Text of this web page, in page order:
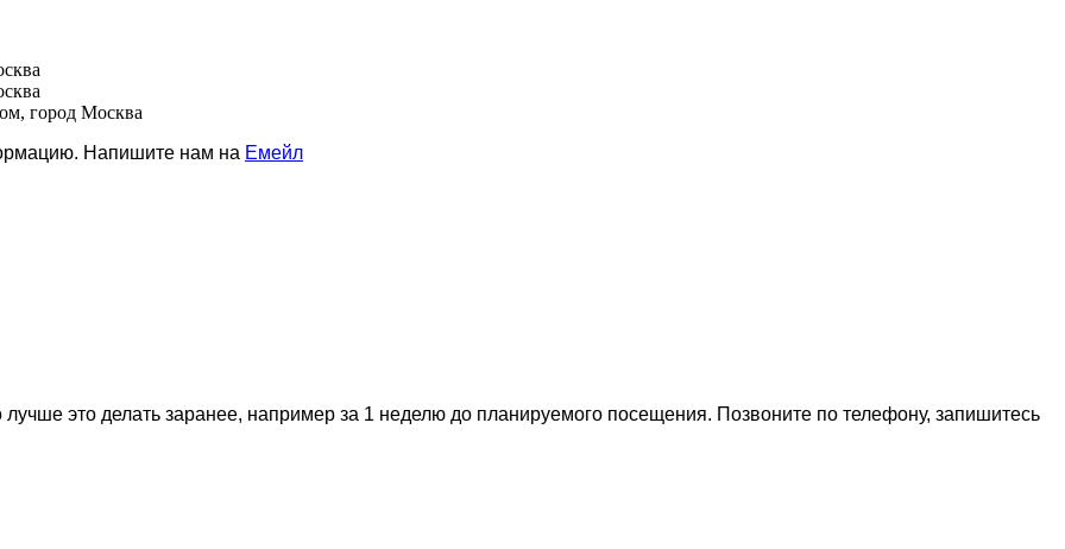
город Москва
Напишите нам на Емейл
это делать заранее, например за 1 неделю до планируемого посещения. Позвоните по телефону, запишитесь